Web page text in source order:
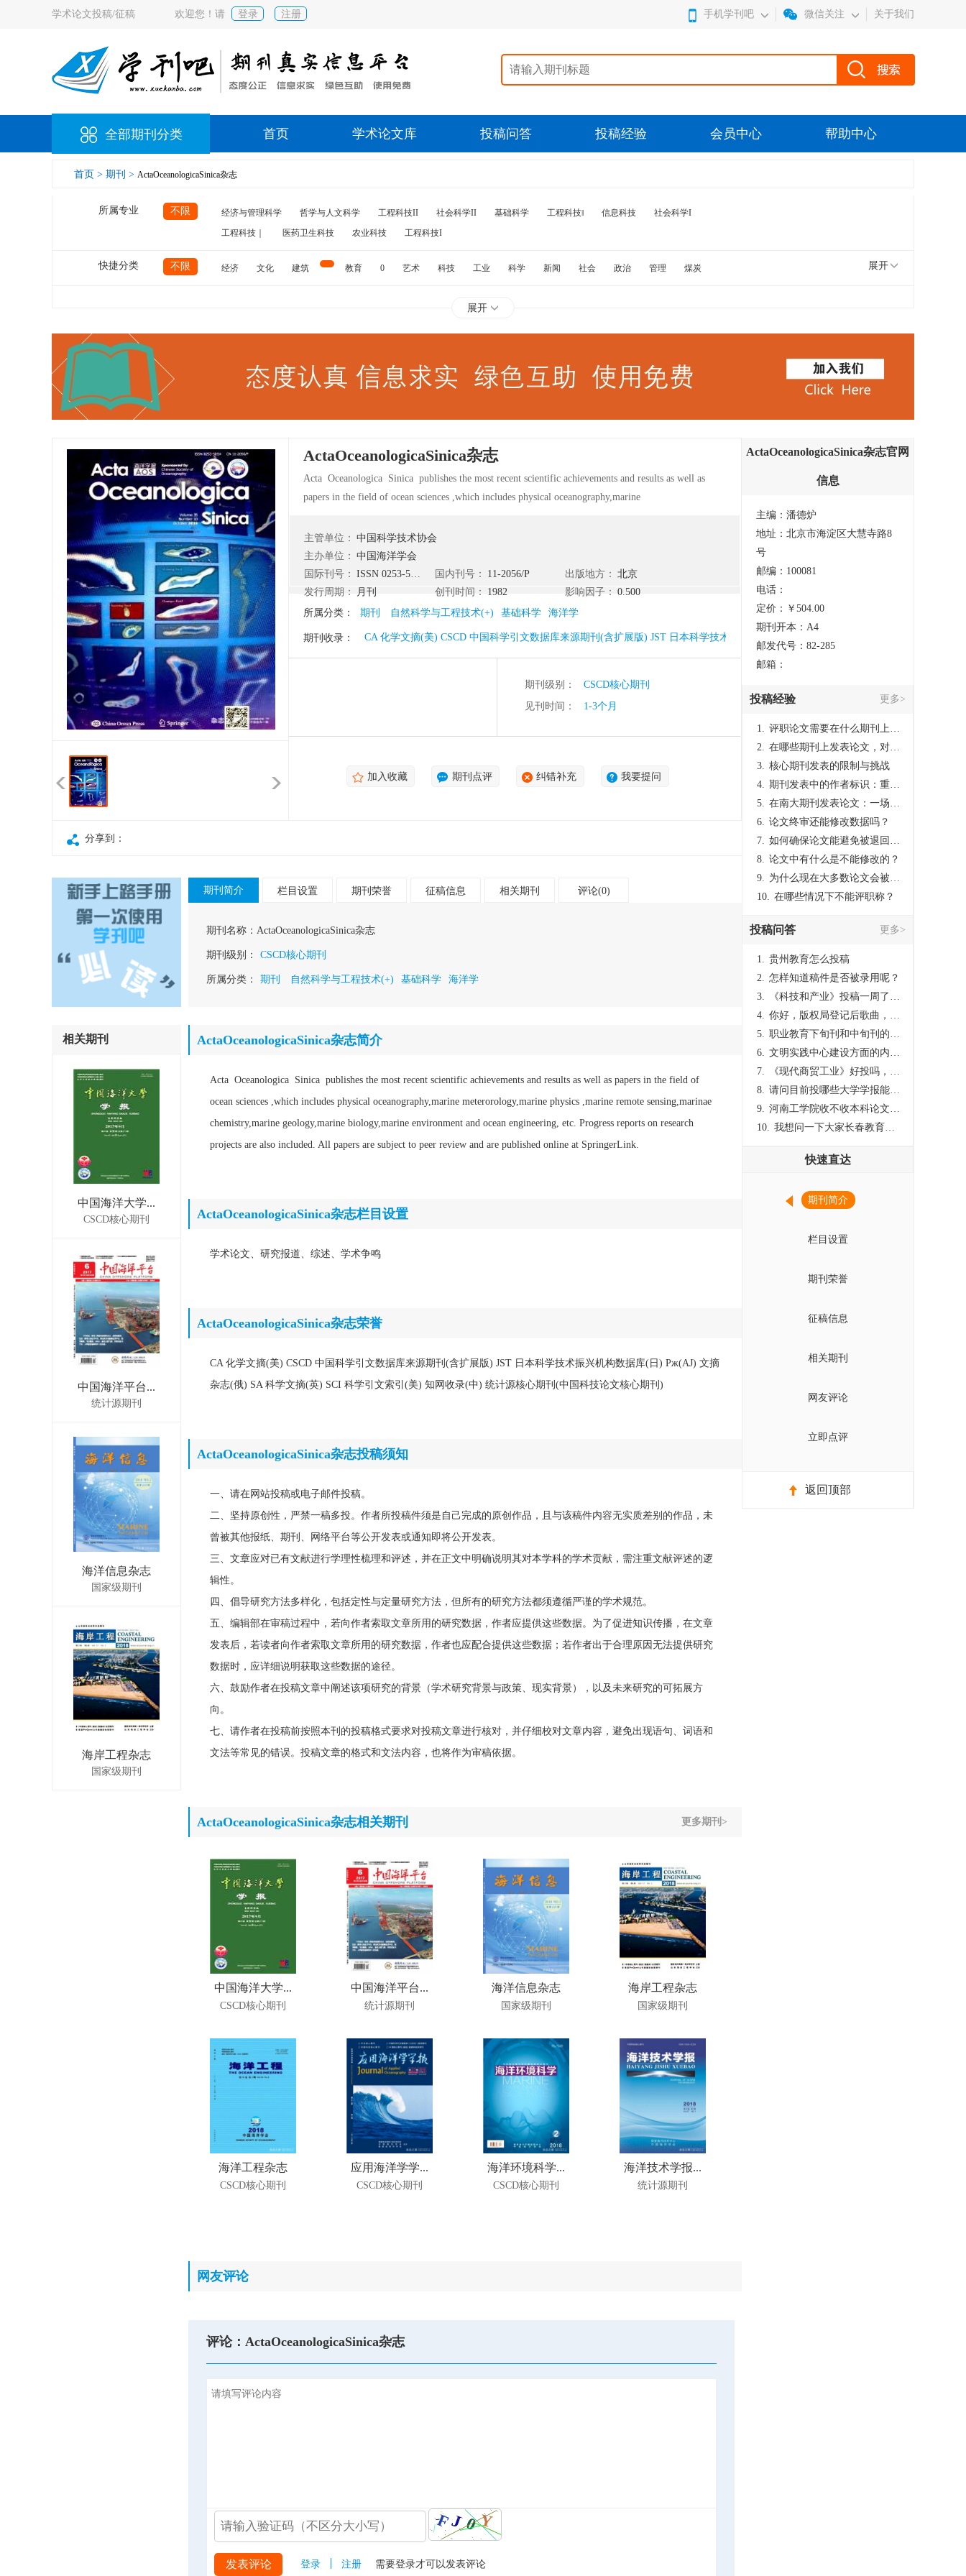
学术论文投稿/征稿 欢迎您！请 登录 注册 手机学刊吧 微信关注 关于我们
全部期刊分类 首页 学术论文库 投稿问答 投稿经验 会员中心 帮助中心
首页 > 期刊 > ActaOceanologicaSinica杂志
所属专业 不限 经济与管理科学 哲学与人文科学 工程科技II 社会科学II 基础科学 工程科技‖ 信息科技
社会科学I
工程科技｜
医药卫生科技 农业科技 工程科技I
快捷分类 不限 经济 文化 建筑 教育 0 艺术 科技 工业 科学 新闻 社会 政治 管理
煤炭
展开
展开
ActaOceanologicaSinica杂志
Acta Oceanologica Sinica publishes the most recent scientific achievements and results as well as
papers in the field of ocean sciences ,which includes physical oceanography,marine
biology,marine environment and ocean engineering, etc. Progress reports on research projects are also
included. All papers are subject to peer review and are published online at SpringerLink.
主管单位： 中国科学技术协会
主办单位： 中国海洋学会
国际刊号： ISSN 0253-505X 国内刊号： 11-2056/P 出版地方：
北京
发行周期：
月刊 创刊时间： 1982 影响因子：
0.500
所属分类：
期刊 自然科学与工程技术(+) 基础科学 海洋学
期刊收录： CA 化学文摘(美) CSCD 中国科学引文数据库来源期刊(含扩展版) JST 日本科学技术振兴机构数据库(日) Pж(AJ) 文摘杂志(俄) SA 科学
期刊级别：
CSCD核心期刊
见刊时间：
1-3个月
加入收藏 期刊点评 纠错补充 我要提问
分享到：
相关期刊
中国海洋大学...
CSCD核心期刊
中国海洋平台...
统计源期刊
海洋信息杂志
国家级期刊
海岸工程杂志
国家级期刊
期刊简介 栏目设置 期刊荣誉 征稿信息 相关期刊 评论(0)
期刊名称： ActaOceanologicaSinica杂志
期刊级别： CSCD核心期刊
所属分类： 期刊 自然科学与工程技术(+) 基础科学 海洋学
ActaOceanologicaSinica杂志简介
Acta Oceanologica Sinica publishes the most recent scientific achievements and results as well as papers in the field of
ocean sciences ,which includes physical oceanography,marine meterorology,marine physics ,marine remote sensing,marinae
chemistry,marine geology,marine biology,marine environment and ocean engineering, etc. Progress reports on research
projects are also included. All papers are subject to peer review and are published online at SpringerLink.
ActaOceanologicaSinica杂志栏目设置
学术论文、研究报道、综述、学术争鸣
ActaOceanologicaSinica杂志荣誉
CA 化学文摘(美) CSCD 中国科学引文数据库来源期刊(含扩展版) JST 日本科学技术振兴机构数据库(日) Pж(AJ) 文摘
杂志(俄) SA 科学文摘(英) SCI 科学引文索引(美) 知网收录(中) 统计源核心期刊(中国科技论文核心期刊)
ActaOceanologicaSinica杂志投稿须知
一、请在网站投稿或电子邮件投稿。
二、坚持原创性，严禁一稿多投。作者所投稿件须是自己完成的原创作品，且与该稿件内容无实质差别的作品，未
曾被其他报纸、期刊、网络平台等公开发表或通知即将公开发表。
三、文章应对已有文献进行学理性梳理和评述，并在正文中明确说明其对本学科的学术贡献，需注重文献评述的逻
辑性。
四、倡导研究方法多样化，包括定性与定量研究方法，但所有的研究方法都须遵循严谨的学术规范。
五、编辑部在审稿过程中，若向作者索取文章所用的研究数据，作者应提供这些数据。为了促进知识传播，在文章
发表后，若读者向作者索取文章所用的研究数据，作者也应配合提供这些数据；若作者出于合理原因无法提供研究
数据时，应详细说明获取这些数据的途径。
六、鼓励作者在投稿文章中阐述该项研究的背景（学术研究背景与政策、现实背景），以及未来研究的可拓展方
向。
七、请作者在投稿前按照本刊的投稿格式要求对投稿文章进行核对，并仔细校对文章内容，避免出现语句、词语和
文法等常见的错误。投稿文章的格式和文法内容，也将作为审稿依据。
ActaOceanologicaSinica杂志相关期刊 更多期刊>
中国海洋大学...
CSCD核心期刊
中国海洋平台...
统计源期刊
海洋信息杂志
国家级期刊
海岸工程杂志
国家级期刊
海洋工程杂志
CSCD核心期刊
应用海洋学学...
CSCD核心期刊
海洋环境科学...
CSCD核心期刊
海洋技术学报...
统计源期刊
网友评论
评论：ActaOceanologicaSinica杂志
发表评论 登录 注册 需要登录才可以发表评论
ActaOceanologicaSinica杂志官网
信息
主编：潘德炉
地址：北京市海淀区大慧寺路8
号
邮编：100081
电话：
定价：￥504.00
期刊开本：A4
邮发代号：82-285
邮箱：
投稿经验 更多>
1. 评职论文需要在什么期刊上发表？
2. 在哪些期刊上发表论文，对考研有优势？
3. 核心期刊发表的限制与挑战
4. 期刊发表中的作者标识：重要性与实践
5. 在南大期刊发表论文：一场知识探索与学术成就的旅程
6. 论文终审还能修改数据吗？
7. 如何确保论文能避免被退回：关键条件与策略
8. 论文中有什么是不能修改的？
9. 为什么现在大多数论文会被评判为AI撰写？（深度剖析查重机制下的困境与出路）
10. 在哪些情况下不能评职称？
投稿问答 更多>
1. 贵州教育怎么投稿
2. 怎样知道稿件是否被录用呢？
3.
《科技和产业》投稿一周了仍是“已发回执”状态，这是什么意思？什么时候外审？
4. 你好，版权局登记后歌曲，这里能否发表
5. 职业教育下旬刊和中旬刊的国内刊号一样，他们有什么区别，两本刊物都是真的吗？
6. 文明实践中心建设方面的内容适合那种期刊
7.
《现代商贸工业》好投吗，版面费多少？
8. 请问目前投哪些大学学报能较快出刊啊
9. 河南工学院收不收本科论文呀？
10. 我想问一下大家长春教育学院学报是本科学报吗？
快速直达
期刊简介
栏目设置
期刊荣誉
征稿信息
相关期刊
网友评论
立即点评
返回顶部